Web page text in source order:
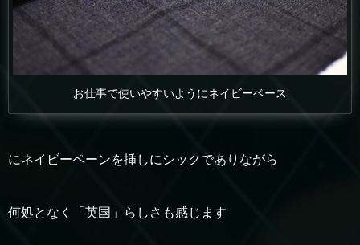
お仕事で使いやすいようにネイビーベース
にネイビーペーンを挿しにシックでありながら
何処となく「英国」らしさも感じます